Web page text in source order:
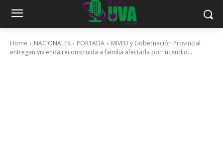
Home NACIONALES PORTADA
MIVED y Gobernación Provincial
entregan vivienda reconstruida a familia afectada por incendio...